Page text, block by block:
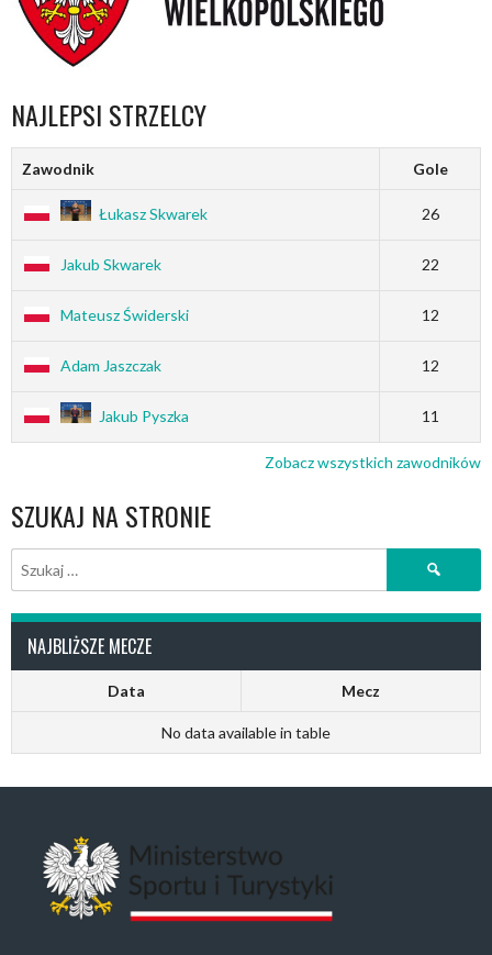
NAJLEPSI STRZELCY
Zawodnik Gole
Łukasz Skwarek 26
Jakub Skwarek 22
Mateusz Świderski 12
Adam Jaszczak 12
Jakub Pyszka 11
Zobacz wszystkich zawodników
SZUKAJ NA STRONIE
Szukaj:
NAJBLIŻSZE MECZE
Data Mecz
No data available in table